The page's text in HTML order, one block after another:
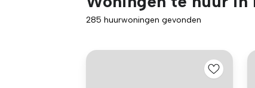
285 huurwoningen gevonden